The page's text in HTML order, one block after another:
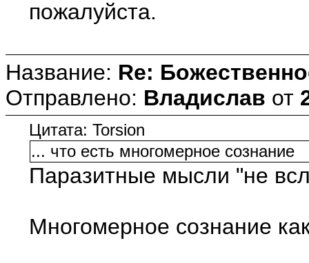
пожалуйста.
Название: Re:
Отправлено: Владислав от
Цитата: Torsion
... что есть многомерное сознание
Паразитные мысли "не
Многомерное сознание